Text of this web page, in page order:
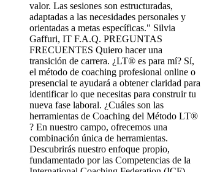
valor. Las sesiones son estructuradas,
adaptadas a las necesidades personales y
orientadas a metas específicas." Silvia
Gaffuri, IT F.A.Q. PREGUNTAS
FRECUENTES Quiero hacer una
transición de carrera. ¿LT® es para mí? Sí,
el método de coaching profesional online o
presencial te ayudará a obtener claridad para
identificar lo que necesitas para construir tu
nueva fase laboral. ¿Cuáles son las
herramientas de Coaching del Método LT®
? En nuestro campo, ofrecemos una
combinación única de herramientas.
Descubrirás nuestro enfoque propio,
fundamentado por las Competencias de la